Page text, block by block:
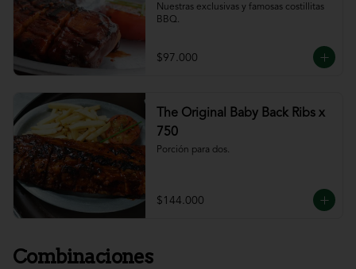
Nuestras exclusivas y famosas costillitas
BBQ.
$97.000
The Original Baby Back Ribs x
750
Porción para dos.
$144.000
Combinaciones